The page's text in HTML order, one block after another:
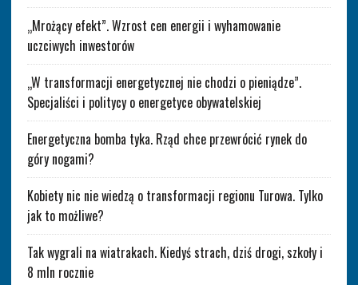
„Mrożący efekt”. Wzrost cen energii i wyhamowanie
uczciwych inwestorów
„W transformacji energetycznej nie chodzi o pieniądze”.
Specjaliści i politycy o energetyce obywatelskiej
Energetyczna bomba tyka. Rząd chce przewrócić rynek do
góry nogami?
Kobiety nic nie wiedzą o transformacji regionu Turowa. Tylko
jak to możliwe?
Tak wygrali na wiatrakach. Kiedyś strach, dziś drogi, szkoły i
8 mln rocznie